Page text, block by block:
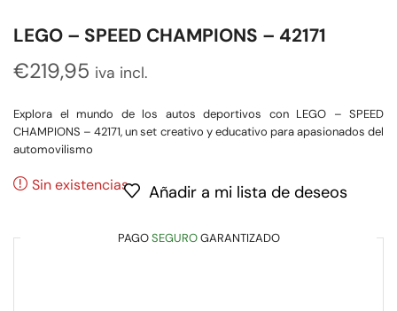
LEGO – SPEED CHAMPIONS – 42171
€219,95 iva incl.
Explora el mundo de los autos deportivos con LEGO – SPEED
CHAMPIONS – 42171, un set creativo y educativo para apasionados del
automovilismo
Sin existencias Añadir a mi lista de deseos
PAGOSEGUROGARANTIZADO